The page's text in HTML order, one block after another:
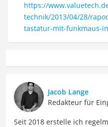
https://
technik/2013/04/28/
tastatur-mit-funkmaus-
Jacob Lange
Redakteur für
Seit 2018 erstelle ich